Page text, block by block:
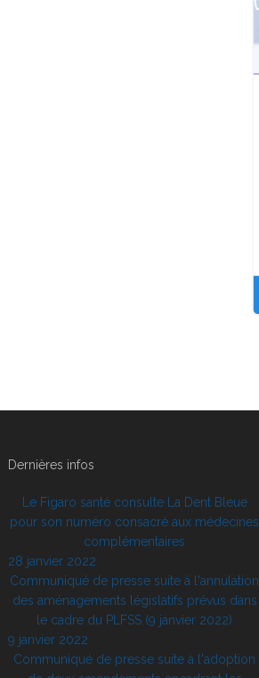
Dernières infos
Le Figaro santé consulte La Dent Bleue
pour son numéro consacré aux médecines
complémentaires
28 janvier 2022
Communiqué de presse suite à l'annulation
des aménagements législatifs prévus dans
le cadre du PLFSS (9 janvier 2022)
9 janvier 2022
Communiqué de presse suite à l'adoption